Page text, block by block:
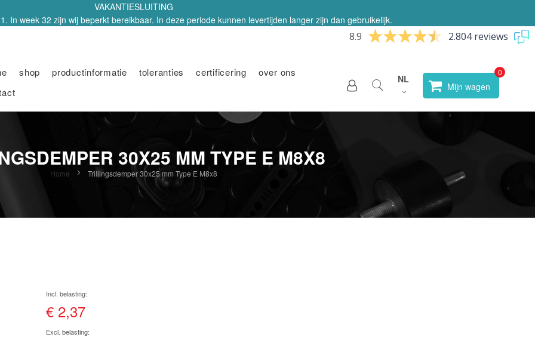
VAKANTIESLUITING
In week 32 zijn wij beperkt bereikbaar. In deze periode kunnen levertijden langer zijn dan gebruikelijk.
8.9 2.804 reviews
shop productinformatie toleranties certificering
over ons
Selecteer
winkel
Taal
NL
Mijn wagen
30X25 MM TYPE E M8X8
Home Trillingsdemper 30x25 mm Type E M8x8
€ 2,37